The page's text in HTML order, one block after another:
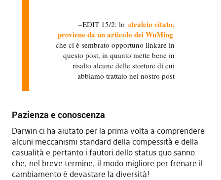
EDIT 15/2: lo stralcio citato,
proviene da un articolo dei WuMing
che ci è sembrato opportuno linkare in
questo post, in quanto mette bene in
risalto alcune delle storture di cui
abbiamo trattato nel nostro post
Pazienza e conoscenza
Darwin ci ha aiutato per la prima volta a comprendere
alcuni meccanismi standard della compessità e della
casualità e pertanto i fautori dello status quo sanno
che, nel breve termine, il modo migliore per frenare il
cambiamento è devastare la diversità!